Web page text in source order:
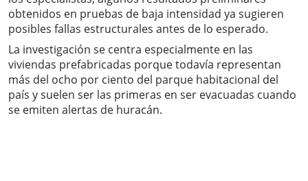
obtenidos en pruebas de baja intensidad ya sugieren
posibles fallas estructurales antes de lo esperado.
La investigación se centra especialmente en las
viviendas prefabricadas porque todavía representan
más del ocho por ciento del parque habitacional del
país y suelen ser las primeras en ser evacuadas cuando
se emiten alertas de huracán.